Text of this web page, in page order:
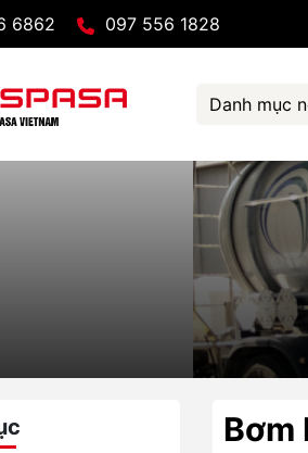
6862 097 556 1828
Danh mục
Bơm